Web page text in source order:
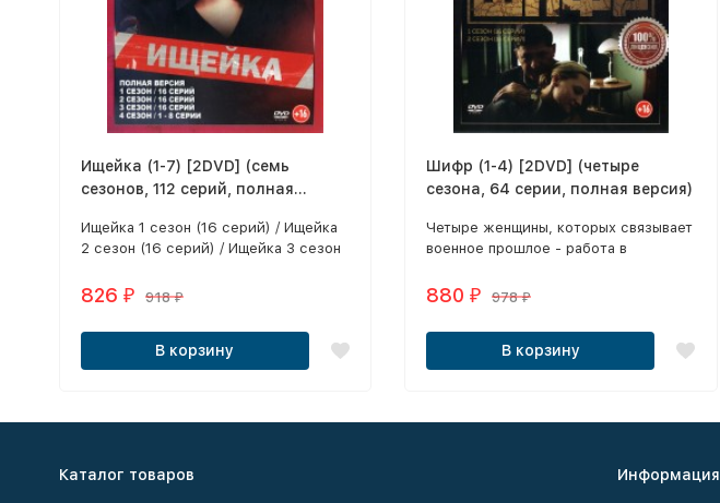
Ищейка (1-7) [2DVD] (семь
сезонов, 112 серий, полная
Ищейка 1 сезон (16 серий) / Ищейка
2 сезон (16 серий) / Ищейка 3 сезон
серии) / Ищейка 4 сезон (9 - 16
Ищейка 6 сезон (16 серий) / Ищейка
7 сезон (16 серий)
826 ₽ 918₽
В корзину
Шифр (1-4) [2DVD] (четыре
сезона, 64 серии, полная версия)
Четыре женщины, которых связывает
военное прошлое - работа в
чтобы вести расследования и
особо запутанных делах.
880₽ 978₽
В корзину
Каталог товаров Информация